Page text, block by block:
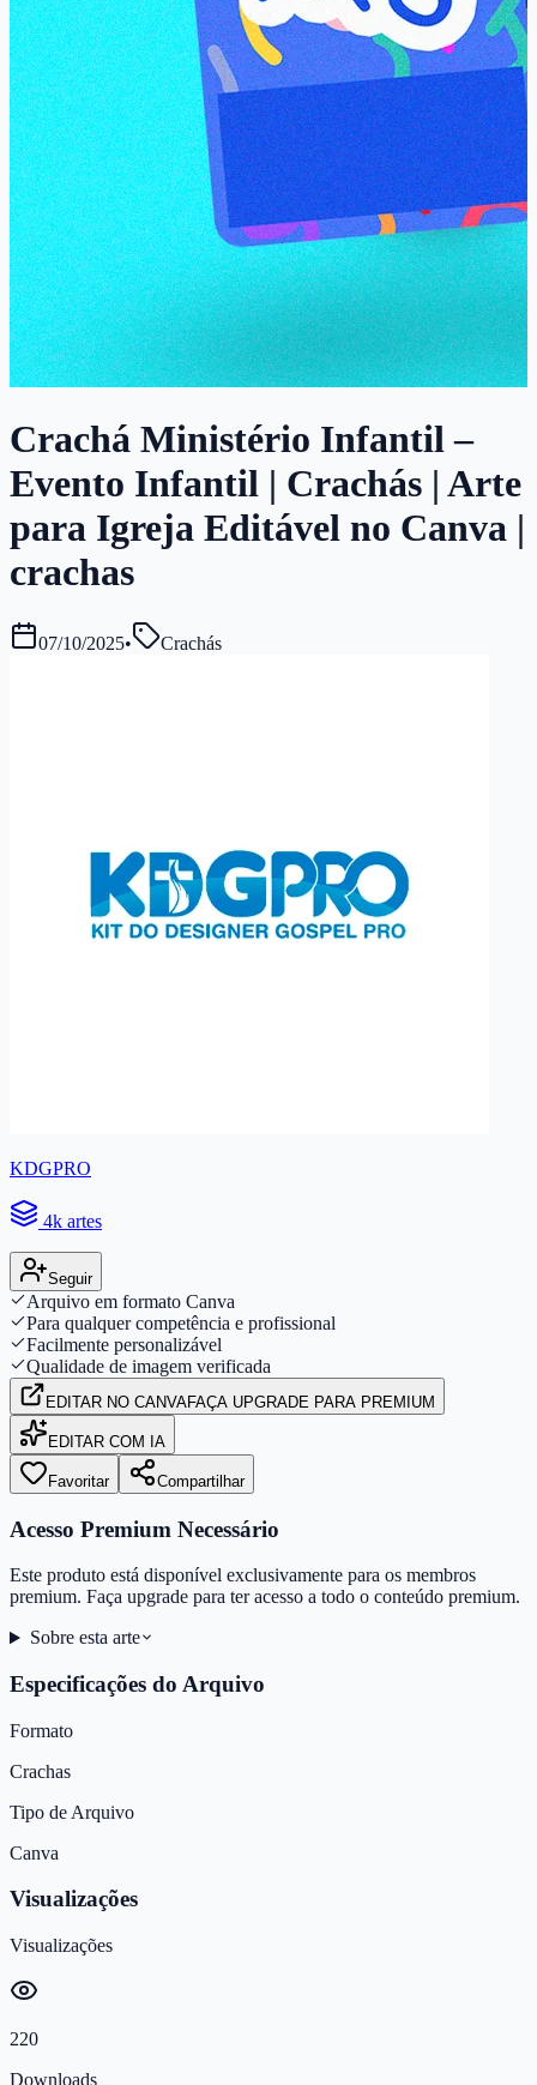
Crachá Ministério Infantil –
Evento Infantil | Crachás | Arte
para Igreja Editável no Canva |
crachas
07/10/2025• Crachás
KDGPRO
4k artes
Seguir
Arquivo em formato Canva
Para qualquer competência e profissional
Facilmente personalizável
Qualidade de imagem verificada
EDITAR NO CANVAFAÇA UPGRADE PARA PREMIUM
EDITAR COM IA
Favoritar Compartilhar
Acesso Premium Necessário
Este produto está disponível exclusivamente para os membros
premium. Faça upgrade para ter acesso a todo o conteúdo premium.
Sobre esta arte
Especificações do Arquivo
Formato
Crachas
Tipo de Arquivo
Canva
Visualizações
Visualizações
220
Downloads